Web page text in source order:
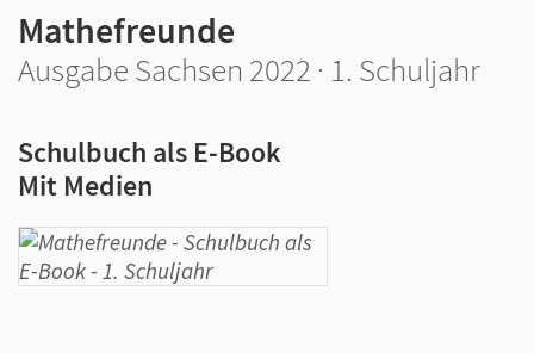
Mathefreunde
Ausgabe Sachsen 2022 · 1. Schuljahr
Schulbuch als E-Book
Mit Medien